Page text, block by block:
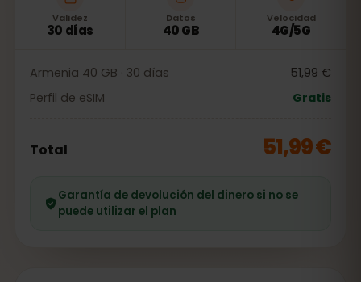
Validez
30 días
Datos
40 GB
Velocidad
4G/5G
Armenia 40 GB · 30 días
51,99 €
Perfil de eSIM
Gratis
Total 51,99 €
Garantía de devolución del dinero si no se
puede utilizar el plan